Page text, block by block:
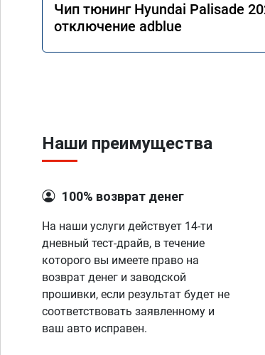
Чип тюнинг Hyundai Palisade
отключение adblue
Наши преимущества
100% возврат денег
На наши услуги действует 14-ти
дневный тест-драйв, в течение
которого вы имеете право на
возврат денег и заводской
прошивки, если результат будет не
соответствовать заявленному и
ваш авто исправен.